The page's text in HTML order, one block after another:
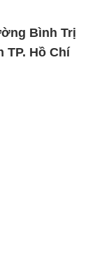
Bình Trị
TP. Hồ Chí